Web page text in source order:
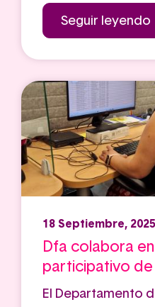
Seguir leyendo
18 Septiembre, 2025
Dfa colabora
participativo
El Departamento